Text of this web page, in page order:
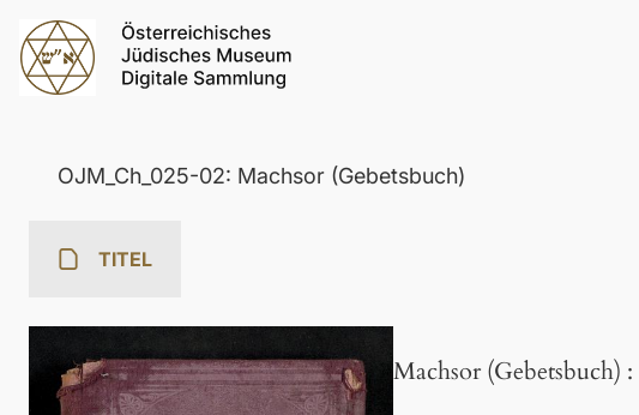
OJM_Ch_025-02: Machsor (Gebetsbuch)
TITEL
Machsor (Gebetsbuch) :